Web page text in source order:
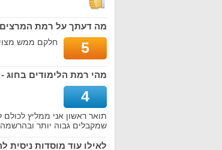
מה דעתך על רמת המרצים
5 חלקם ממש
מהי רמת הלימודים בחוג
4
תואר ראשון אני ממליץ
שמקבלים גבוה יותר
לאילו עוד מוסדות